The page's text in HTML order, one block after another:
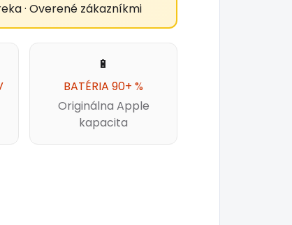
· Overené zákazníkmi
🔋
BATÉRIA 90+ %
Originálna Apple
kapacita